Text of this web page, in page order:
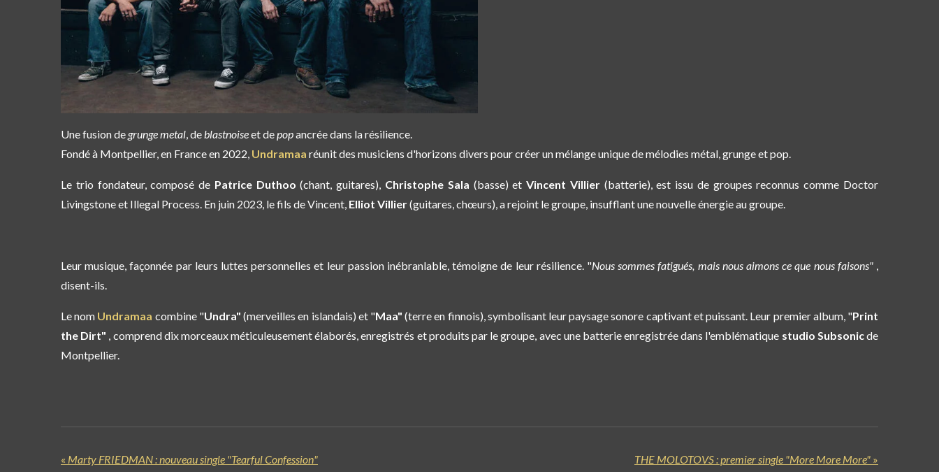
Une fusion de grunge metal , de blastnoiseet de popancrée dans la résilience.
Fondé à Montpellier, en France en 2022, Undramaa réunit des musiciens d'horizons divers pour créer un mélange unique de mélodies métal, grunge et pop.
Le trio fondateur, composé de Patrice Duthoo (chant, guitares), Christophe Sala (basse) etVincent Villier(batterie), est issu de groupes reconnus comme Doctor
Livingstone et Illegal Process. En juin 2023, le fils de Vincent, Elliot Villier(guitares, chœurs), a rejoint le groupe, insufflant une nouvelle énergie au groupe.
Leur musique, façonnée par leurs luttes personnelles et leur passion inébranlable, témoigne de leur résilience. "Nous sommes fatigués, mais nous aimons ce que nous faisons",
disent-ils.
Le nom Undramaa combine "Undra" (merveilles en islandais) et "Maa" (terre en finnois), symbolisant leur paysage sonore captivant et puissant. Leur premier album, "Print
the Dirt" , comprend dix morceaux méticuleusement élaborés, enregistrés et produits par le groupe, avec une batterie enregistrée dans l'emblématique studio Subsonicde
Montpellier.
« Marty FRIEDMAN : nouveau single "Tearful Confession" THE MOLOTOVS : premier single "More More More" »